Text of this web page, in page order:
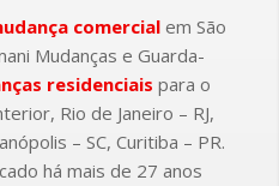
comercialem São
Mudanças e Guarda-
residenciais para o
Rio de Janeiro – RJ,
– SC, Curitiba – PR.
há mais de 27 anos